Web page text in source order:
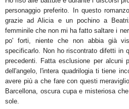
personaggio preferito. In questo
grazie ad Alicia e un pochino a
femminile che non mi ha fatto saltare i
po' forti, niente che non abbia già
specificarlo. Non ho riscontrato difetti in
precedenti. Fatta esclusione per alcuni
dell'angelo, l'intera quadrilogia ti tiene
avere più a che fare con questi
Barcellona, oscura cupa e misteriosa
sole.